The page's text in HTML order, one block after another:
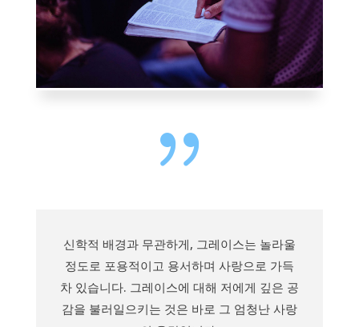
{
신학적 배경과 무관하게, 그레이스는 놀라울
정도로 포용적이고 용서하며 사랑으로 가득
차 있습니다. 그레이스에 대해 저에게 깊은 공
감을 불러일으키는 것은 바로 그 엄청난 사랑